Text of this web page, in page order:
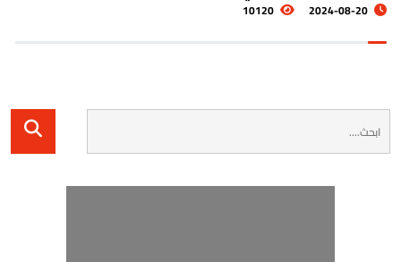
2024-08-20
10120